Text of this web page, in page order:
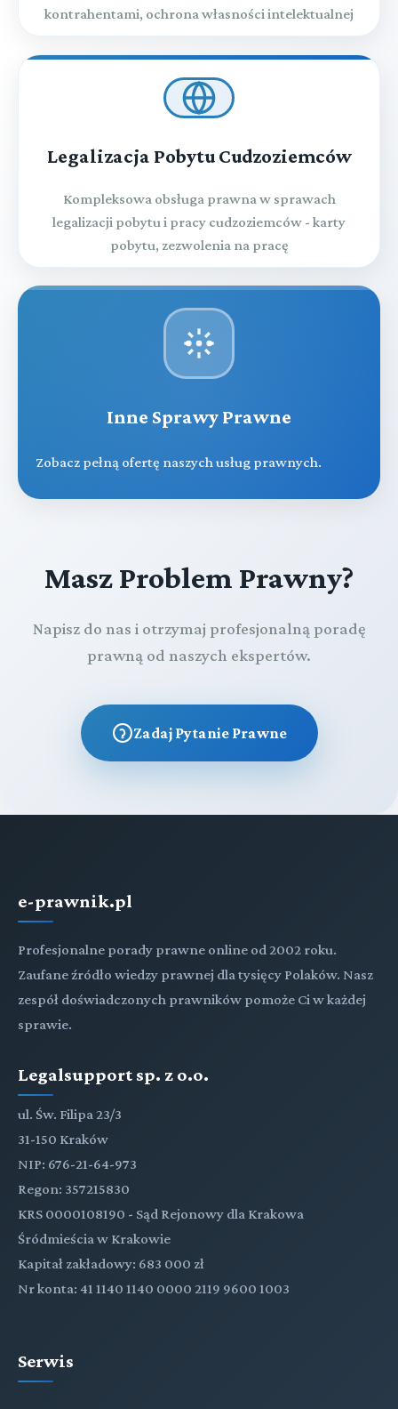
kontrahentami, ochrona własności intelektualnej
Legalizacja Pobytu Cudzoziemców
Kompleksowa obsługa prawna w sprawach
legalizacji pobytu i pracy cudzoziemców - karty
pobytu, zezwolenia na pracę
Inne Sprawy Prawne
Zobacz pełną ofertę naszych usług prawnych.
Masz Problem Prawny?
Napisz do nas i otrzymaj profesjonalną poradę
prawną od naszych ekspertów.
Zadaj Pytanie Prawne
e-prawnik.pl
Profesjonalne porady prawne online od 2002 roku.
Zaufane źródło wiedzy prawnej dla tysięcy Polaków. Nasz
zespół doświadczonych prawników pomoże Ci w każdej
sprawie.
Legalsupport sp. z o.o.
ul. Św. Filipa 23/3
31-150 Kraków
NIP: 676-21-64-973
Regon: 357215830
KRS 0000108190 - Sąd Rejonowy dla Krakowa
Śródmieścia w Krakowie
Kapitał zakładowy: 683 000 zł
Nr konta: 41 1140 1140 0000 2119 9600 1003
Serwis